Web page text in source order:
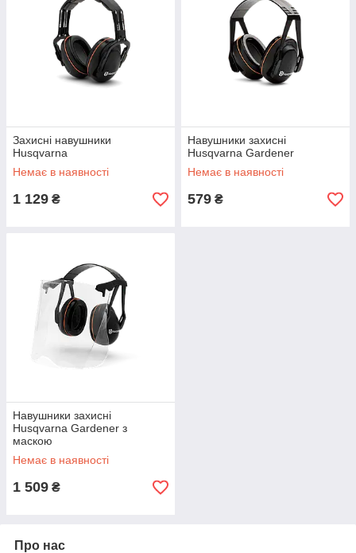
Захисні навушники
Husqvarna
Немає в наявності
1 129 ₴
Навушники захисні
Husqvarna Gardener
Немає в наявності
579 ₴
Навушники захисні
Husqvarna Gardener з
маскою
Немає в наявності
1 509 ₴
Про нас